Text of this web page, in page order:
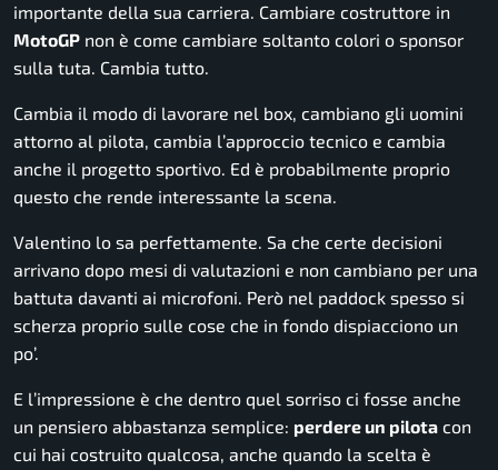
importante della sua carriera. Cambiare costruttore in
MotoGP non è come cambiare soltanto colori o sponsor
sulla tuta. Cambia tutto.
Cambia il modo di lavorare nel box, cambiano gli uomini
attorno al pilota, cambia l’approccio tecnico e cambia
anche il progetto sportivo. Ed è probabilmente proprio
questo che rende interessante la scena.
Valentino lo sa perfettamente. Sa che certe decisioni
arrivano dopo mesi di valutazioni e non cambiano per una
battuta davanti ai microfoni. Però nel paddock spesso si
scherza proprio sulle cose che in fondo dispiacciono un
po’.
E l’impressione è che dentro quel sorriso ci fosse anche
un pensiero abbastanza semplice: perdere un pilota con
cui hai costruito qualcosa, anche quando la scelta è